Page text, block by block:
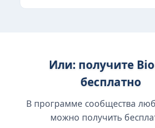
Или: получите
бесплатно
В программе сообщества
можно получить